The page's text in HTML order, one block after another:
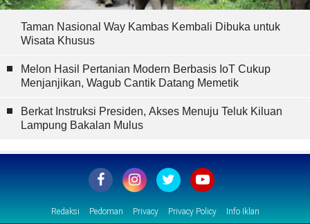
Taman Nasional Way Kambas Kembali Dibuka untuk
Wisata Khusus
Melon Hasil Pertanian Modern Berbasis IoT Cukup
Menjanjikan, Wagub Cantik Datang Memetik
Berkat Instruksi Presiden, Akses Menuju Teluk Kiluan
Lampung Bakalan Mulus
Redaksi Pedoman Privacy Privacy Policy Info Iklan